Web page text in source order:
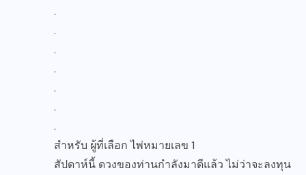
.
.
.
.
.
.
.
สำหรับ ผู้ที่เลือก ไพ่หมายเลข 1
สัปดาห์นี้ ดวงของท่านกำลังมาดีแล้ว ไม่ว่าจะลงทุน